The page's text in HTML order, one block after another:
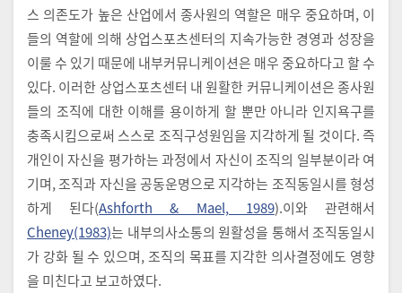
스 의존도가 높은 산업에서 종사원의 역할은 매우 중요하며, 이
들의 역할에 의해 상업스포츠센터의 지속가능한 경영과 성장을
이룰 수 있기 때문에 내부커뮤니케이션은 매우 중요하다고 할 수
있다. 이러한 상업스포츠센터 내 원활한 커뮤니케이션은 종사원
들의 조직에 대한 이해를 용이하게 할 뿐만 아니라 인지욕구를
충족시킴으로써 스스로 조직구성원임을 지각하게 될 것이다. 즉
개인이 자신을 평가하는 과정에서 자신이 조직의 일부분이라 여
기며, 조직과 자신을 공동운명으로 지각하는 조직동일시를 형성
하게 된다(Ashforth & Mael, 1989).이와 관련해서
Cheney(1983)는 내부의사소통의 원활성을 통해서 조직동일시
가 강화 될 수 있으며, 조직의 목표를 지각한 의사결정에도 영향
을 미친다고 보고하였다.